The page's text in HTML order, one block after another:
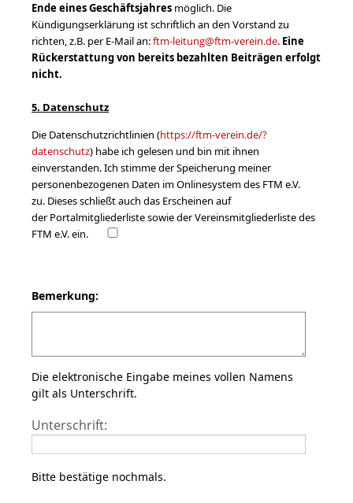
Ende eines Geschäftsjahres möglich. Die
Kündigungserklärung ist schriftlich an den Vorstand zu
richten, z.B. per E-Mail an:ftm-leitung@ftm-verein.de. Eine
Rückerstattung von bereits bezahlten Beiträgen erfolgt
nicht.
5. Datenschutz
Die Datenschutzrichtlinien (https://ftm-verein.de/?
datenschutz) habe ich gelesen und bin mit ihnen
einverstanden. Ich stimme der Speicherung meiner
personenbezogenen Daten im Onlinesystem des FTM e.V.
zu. Dieses schließt auch das Erscheinen auf
der Portalmitgliederliste sowie der Vereinsmitgliederliste des
FTM e.V. ein.
Bemerkung:
Die elektronische Eingabe meines vollen Namens
gilt als Unterschrift.
Unterschrift:
Bitte bestätige nochmals.